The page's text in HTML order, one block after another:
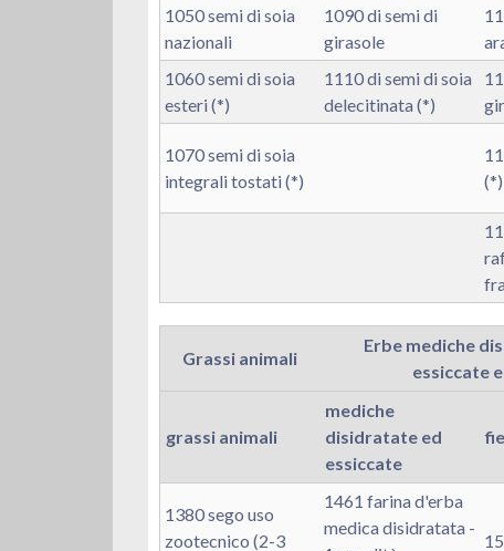
1050 semi di soia
nazionali
1090 di semi di
girasole
1060 semi di soia
esteri (*)
1110 di semi di soia
delecitinata (*)
1070 semi di soia
integrali tostati (*)
(*)
Grassi animali
Erbe mediche
essiccate
grassi animali
mediche
disidratate ed
essiccate
1380 sego uso
zootecnico (2-3
1461 farina d'erba
medica disidratata -